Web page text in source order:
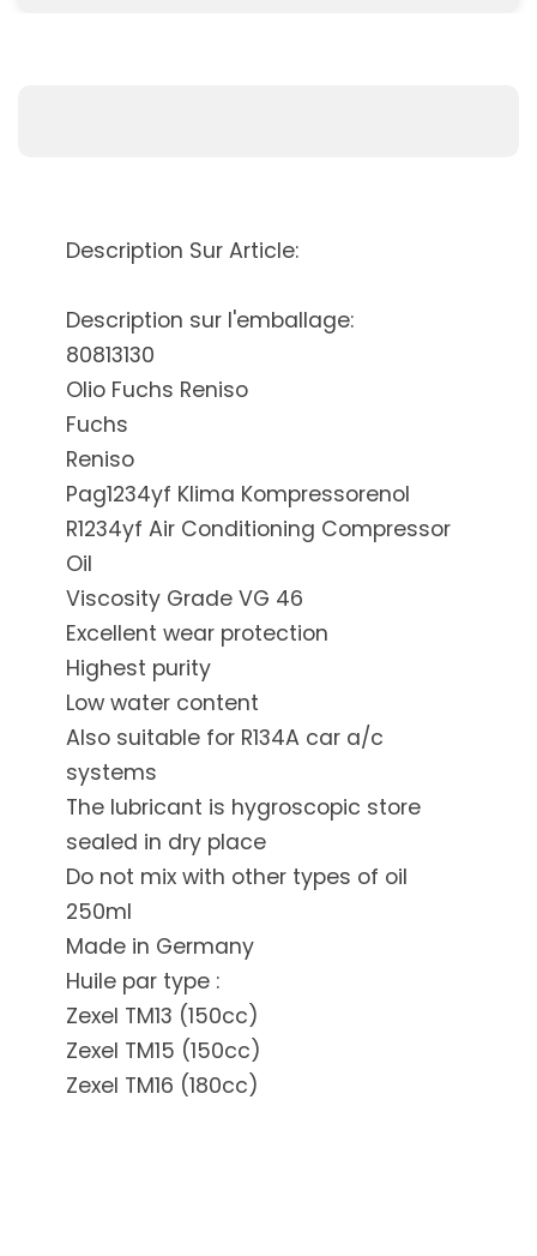
Description Sur Article:
Description sur l'emballage:
80813130
Olio Fuchs Reniso
Fuchs
Reniso
Pag1234yf Klima Kompressorenol
R1234yf Air Conditioning Compressor
Oil
Viscosity Grade VG 46
Excellent wear protection
Highest purity
Low water content
Also suitable for R134A car a/c
systems
The lubricant is hygroscopic store
sealed in dry place
Do not mix with other types of oil
250ml
Made in Germany
Huile par type :
Zexel TM13 (150cc)
Zexel TM15 (150cc)
Zexel TM16 (180cc)